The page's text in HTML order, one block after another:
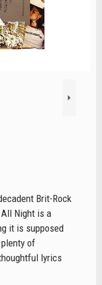
Brit-Rock
Night is a
it is supposed
of
lyrics